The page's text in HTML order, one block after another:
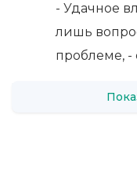
- Удачное
лишь
проблеме, -